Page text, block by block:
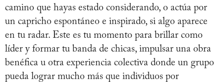
camino que hayas estado considerando, o actúa por
un capricho espontáneo e inspirado, si algo aparece
en tu radar. Este es tu momento para brillar como
líder y formar tu banda de chicas, impulsar una obra
benéfica u otra experiencia colectiva donde un grupo
pueda lograr mucho más que individuos por